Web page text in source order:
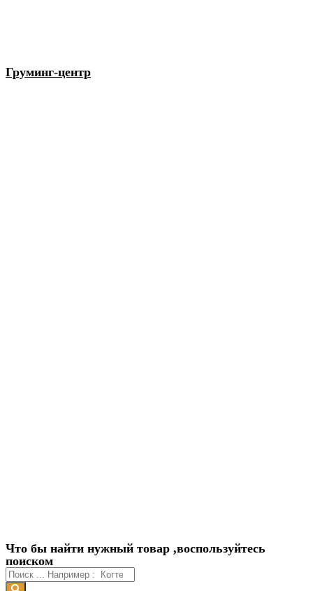
Груминг-центр
Что бы найти нужный товар ,воспользуйтесь
поиском